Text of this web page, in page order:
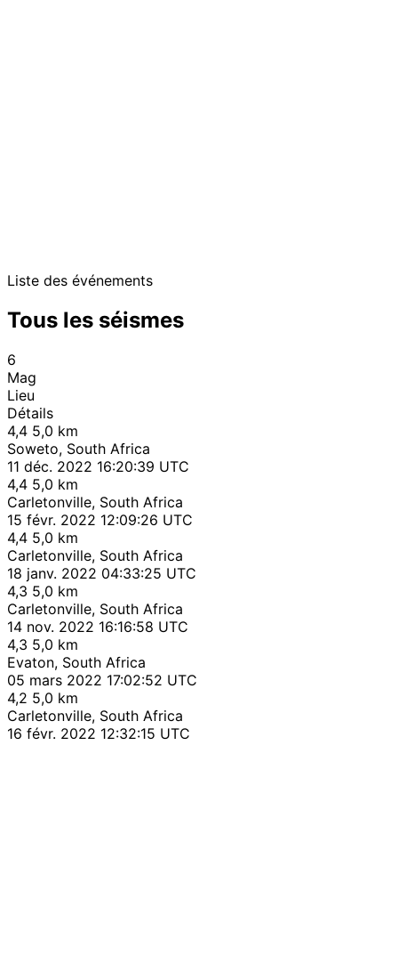
Liste des événements
Tous les séismes
6
Mag
Lieu
Détails
4,4 5,0 km
Soweto, South Africa
11 déc. 2022 16:20:39 UTC
4,4 5,0 km
Carletonville, South Africa
15 févr. 2022 12:09:26 UTC
4,4 5,0 km
Carletonville, South Africa
18 janv. 2022 04:33:25 UTC
4,3 5,0 km
Carletonville, South Africa
14 nov. 2022 16:16:58 UTC
4,3 5,0 km
Evaton, South Africa
05 mars 2022 17:02:52 UTC
4,2 5,0 km
Carletonville, South Africa
16 févr. 2022 12:32:15 UTC